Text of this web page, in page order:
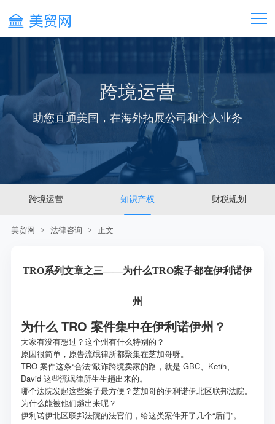
跨境运营
助您直通美国，在海外拓展公司和个人业务
跨境运营 知识产权 财税规划
美贸网 > 法律咨询 > 正文
TRO系列文章之三——为什么TRO案子都在伊利诺伊
州
为什么 TRO 案件集中在伊利诺伊州？
大家有没有想过？这个州有什么特别的？
原因很简单，原告流氓律所都聚集在芝加哥呀。
TRO 案件这条“合法”敲诈跨境卖家的路，就是 GBC、Ketih、
David 这些流氓律所生生趟出来的。
哪个法院发起这些案子最方便？芝加哥的伊利诺伊北区联邦法院。
为什么能被他们趟出来呢？
伊利诺伊北区联邦法院的法官们，给这类案件开了几个“后门”。